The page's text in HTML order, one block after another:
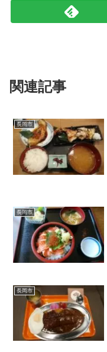
関連記事
長岡市
長岡市
長岡市